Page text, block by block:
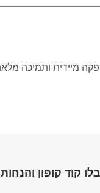
קוד קופון